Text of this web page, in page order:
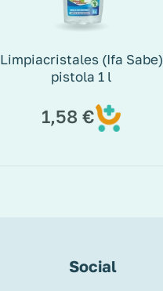
Limpiacristales (Ifa Sabe)
pistola 1 l
1,58 €
Social